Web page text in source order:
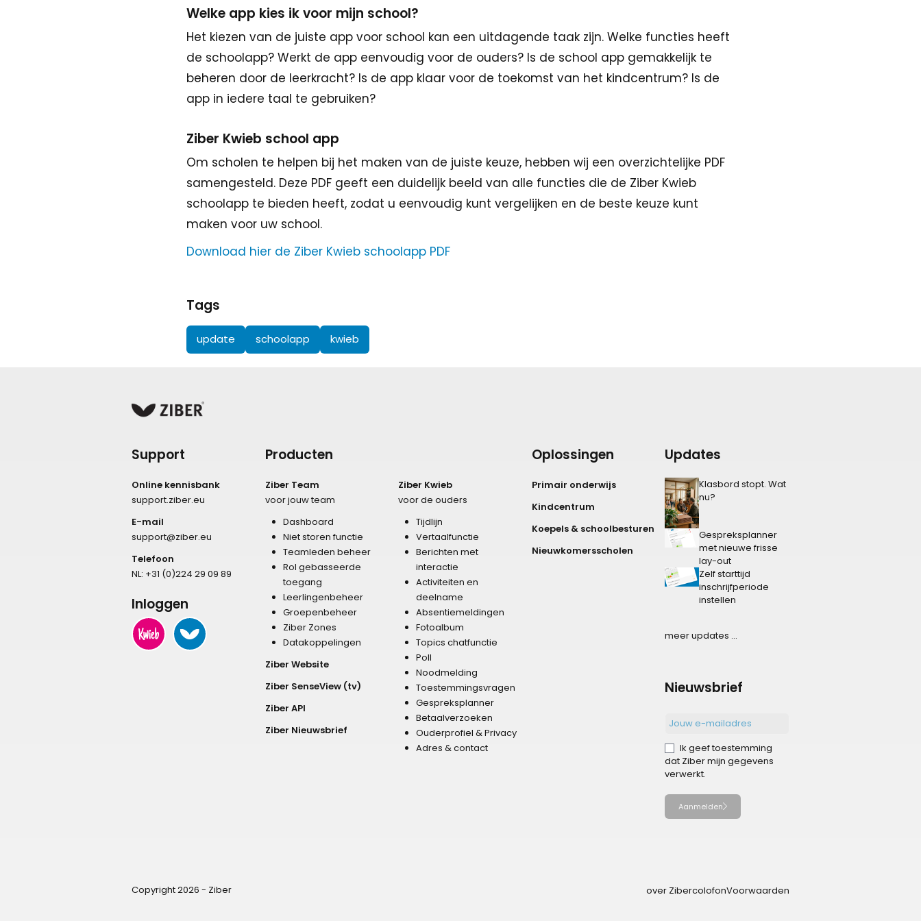
Welke app kies ik voor mijn school?
Het kiezen van de juiste app voor school kan een uitdagende taak zijn. Welke functies heeft
de schoolapp? Werkt de app eenvoudig voor de ouders? Is de school app gemakkelijk te
beheren door de leerkracht? Is de app klaar voor de toekomst van het kindcentrum? Is de
app in iedere taal te gebruiken?
Ziber Kwieb school app
Om scholen te helpen bij het maken van de juiste keuze, hebben wij een overzichtelijke PDF
samengesteld. Deze PDF geeft een duidelijk beeld van alle functies die de Ziber Kwieb
schoolapp te bieden heeft, zodat u eenvoudig kunt vergelijken en de beste keuze kunt
maken voor uw school.
Download hier de Ziber Kwieb schoolapp PDF
Tags
update schoolapp kwieb
Support
Online kennisbank
support.ziber.eu
E-mail
support@ziber.eu
Telefoon
NL: +31 (0)224 29 09 89
Inloggen
Producten
Ziber Team
voor jouw team
Dashboard
Niet storen functie
Teamleden beheer
Rol gebasseerde
toegang
Leerlingenbeheer
Groepenbeheer
Ziber Zones
Datakoppelingen
Ziber Website
Ziber SenseView (tv)
Ziber API
Ziber Nieuwsbrief
Ziber Kwieb
voor de ouders
Tijdlijn
Vertaalfunctie
Berichten met
interactie
Activiteiten en
deelname
Absentiemeldingen
Fotoalbum
Topics chatfunctie
Poll
Noodmelding
Toestemmingsvragen
Gespreksplanner
Betaalverzoeken
Ouderprofiel & Privacy
Adres & contact
Oplossingen
Primair onderwijs
Kindcentrum
Koepels & schoolbesturen
Nieuwkomersscholen
Updates
Klasbord stopt. Wat
nu?
Gespreksplanner
met nieuwe frisse
lay-out
Zelf starttijd
inschrijfperiode
instellen
meer updates ...
Nieuwsbrief
Ik geef toestemming
dat Ziber mijn gegevens
verwerkt.
Aanmelden
Copyright 2026 - Ziber over ZibercolofonVoorwaarden